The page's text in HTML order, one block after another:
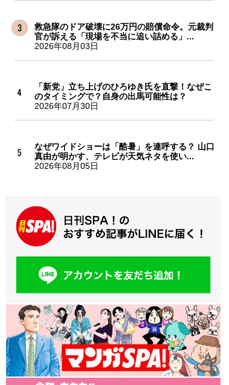
救急隊のドア破壊に26万円の賠償命令。元裁判
官が訴える「現場を不当に追い詰める」...
2026年08月03日
「新党」立ち上げのひろゆき氏を直撃！なぜこ
のタイミングで？自身の出馬可能性は？
2026年07月30日
なぜワイドショーは「酷暑」を連呼する？ 山口
真由が明かす、テレビが天気ネタを使い...
2026年08月05日